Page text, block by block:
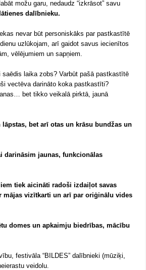
možu garu, nedaudz “izkrāsot” savu
dalībnieku.
nevar būt personiskāks par pastkastītē
uzlūkojam, arī gaidot savus iecienītos
vēlējumiem un sapņiem.
laika zobs? Varbūt pašā pastkastītē
vectēva darināto koka pastkastīti?
bet tikko veikalā pirktā, jaunā
bet arī otas un krāsu bundžas un
darināsim jaunas, funkcionālas
tiek aicināti radoši izdaiļot savas
mājas vizītkarti un arī par oriģinālu vides
domes un apkaimju biedrības, mācību
festivāla “BILDES” dalībnieki (mūziķi,
veidolu.